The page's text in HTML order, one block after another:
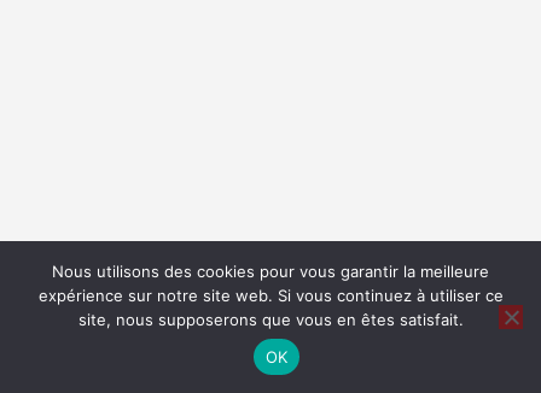
Nous utilisons des cookies pour vous garantir la meilleure
expérience sur notre site web. Si vous continuez à utiliser ce
site, nous supposerons que vous en êtes satisfait.
OK